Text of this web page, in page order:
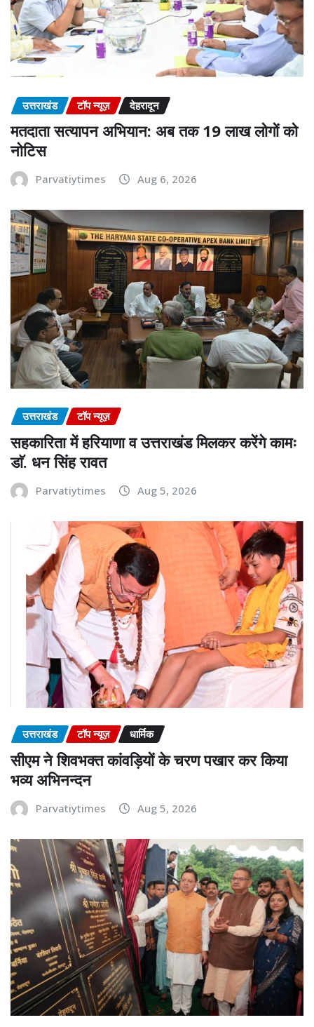
उत्तराखंड टॉप न्यूज़ देहरादून
मतदाता सत्यापन अभियान: अब तक 19 लाख लोगों को
नोटिस
Parvatiytimes Aug 6, 2026
उत्तराखंड टॉप न्यूज़
सहकारिता में हरियाणा व उत्तराखंड मिलकर करेंगे कामः
डाॅ. धन सिंह रावत
Parvatiytimes Aug 5, 2026
उत्तराखंड टॉप न्यूज़ धार्मिक
सीएम ने शिवभक्त कांवड़ियों के चरण पखार कर किया
भव्य अभिनन्दन
Parvatiytimes Aug 5, 2026